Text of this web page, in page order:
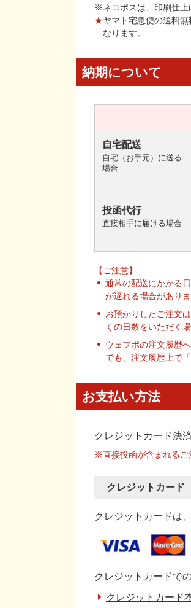
※ネコポスは、印刷仕上
★ヤマト宅急便の送料
なります。
納期について
自宅配送
自宅（お手元）に送る
場合
投函代行
直接相手に届ける場合
【ご注意】
通常の配送にかかる
が遅れる場合がありま
お預かりしたご注文
くの日数をいただく
ウェブポの注文履歴
でも、注文履歴上で
お支払い方法
クレジットカード決
※直接投函が含まれるご
クレジットカード
クレジットカードは
クレジットカードで
クレジットカード